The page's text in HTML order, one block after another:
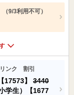
9/3利用不可）
ンク 割引
17573】 3440
学生）【1677